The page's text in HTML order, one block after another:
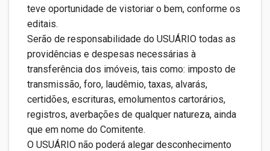
teve oportunidade de vistoriar o bem, conforme os
editais.
Serão de responsabilidade do USUÁRIO todas as
providências e despesas necessárias à
transferência dos imóveis, tais como: imposto de
transmissão, foro, laudêmio, taxas, alvarás,
certidões, escrituras, emolumentos cartorários,
registros, averbações de qualquer natureza, ainda
que em nome do Comitente.
O USUÁRIO não poderá alegar desconhecimento